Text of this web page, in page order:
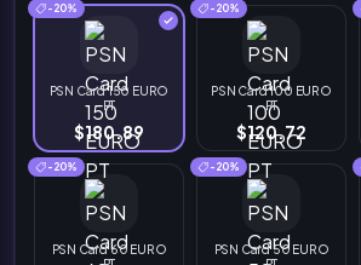
-20%
PSN Card 150 EURO
PT
$180.89
-20%
PSN Card 100 EURO
PT
$120.72
-20%
PSN Card 60 EURO
-20%
PSN Card 50 EURO